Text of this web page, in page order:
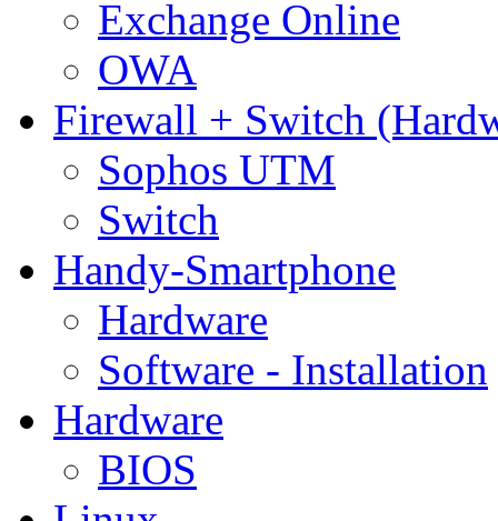
Exchange Online
OWA
Firewall + Switch
Sophos UTM
Switch
Handy-Smartphone
Hardware
Software - Installation
Hardware
BIOS